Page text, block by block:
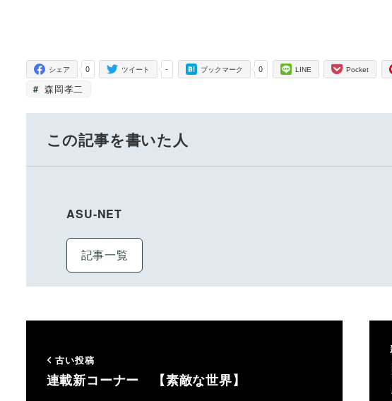
0
シェア -
ツイート 0
ブックマーク LINE Pocket
森岡孝二
この記事を書いた人
ASU-NET
記事一覧
古い投稿
連載新コーナー 【素敵な世界】